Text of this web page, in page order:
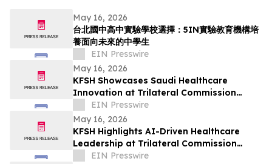
May 16, 2026
台北國中高中實驗學校選擇：5IN實驗教育機構培
養面向未來的中學生
EIN Presswire
May 16, 2026
KFSH Showcases Saudi Healthcare
Innovation at Trilateral Commission
Tokyo Plenary Meeting 2026
EIN Presswire
May 16, 2026
KFSH Highlights AI-Driven Healthcare
Leadership at Trilateral Commission
Tokyo Plenary Meeting 2026
EIN Presswire